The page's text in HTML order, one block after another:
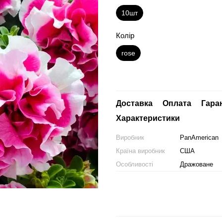
10шт
Колір
rose
Доставка Оплата
Характеристики
Виробник
PanAmerican
Країна виробник
США
Особливості
Дражоване